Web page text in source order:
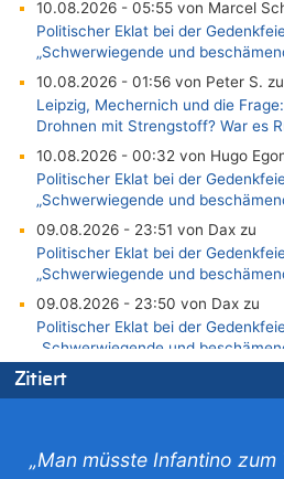
10.08.2026 - 05:55 von Marcel
Politischer Eklat bei der
„Schwerwiegende und
10.08.2026 - 01:56 von Peter S. zu
Leipzig, Mechernich und die
Drohnen mit Strengstoff? War es
10.08.2026 - 00:32 von Hugo
Politischer Eklat bei der
„Schwerwiegende und
09.08.2026 - 23:51 von Dax zu
Politischer Eklat bei der
„Schwerwiegende und
09.08.2026 - 23:50 von Dax zu
Politischer Eklat bei der
„Schwerwiegende und
09.08.2026 - 22:50 von Reiner
Gigantische Marienstatue in Polen
09.08.2026 - 22:46 von Chips zu
In Belgien missachten zwei von
Zitiert
„Man müsste Infantino